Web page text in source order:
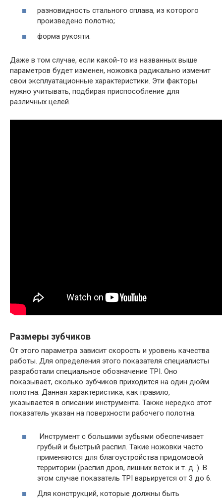
разновидность стального сплава, из которого
произведено полотно;
форма рукояти.
Даже в том случае, если какой-то из названных выше
параметров будет изменен, ножовка радикально изменит
свои эксплуатационные характеристики. Эти факторы
нужно учитывать, подбирая приспособление для
различных целей.
Размеры зубчиков
От этого параметра зависит скорость и уровень качества
работы. Для определения этого показателя специалисты
разработали специальное обозначение TPI. Оно
показывает, сколько зубчиков приходится на один дюйм
полотна. Данная характеристика, как правило,
указывается в описании инструмента. Также нередко этот
показатель указан на поверхности рабочего полотна.
Инструмент с большими зубьями обеспечивает
грубый и быстрый распил. Такие ножовки часто
применяются для благоустройства придомовой
территории (распил дров, лишних веток и т. д. ). В
этом случае показатель TPI варьируется от 3 до 6.
Для конструкций, которые должны быть